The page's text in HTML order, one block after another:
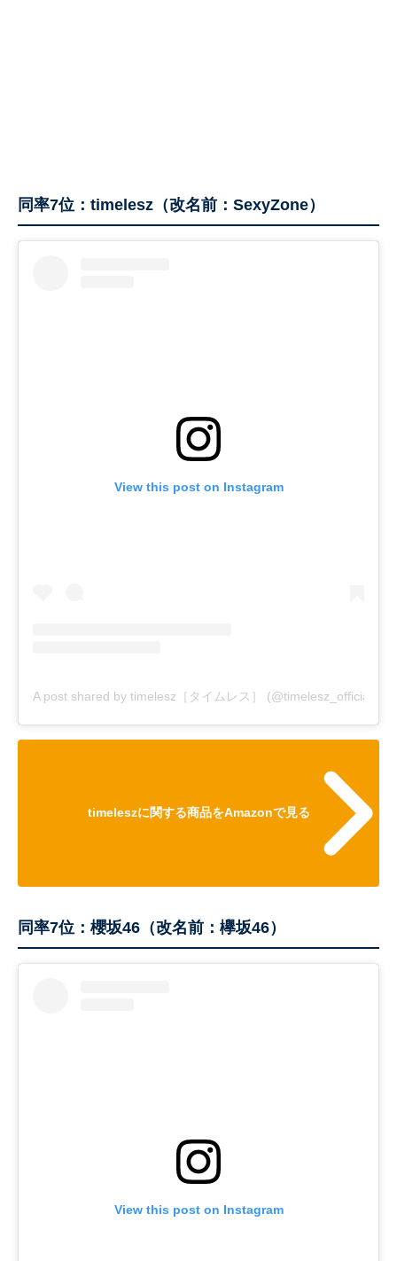
同率7位：timelesz（改名前：SexyZone）
View this post on Instagram
A post shared by timelesz［タイムレス］ (@timelesz_official)
timeleszに関する商品をAmazonで見る
同率7位：櫻坂46（改名前：欅坂46）
View this post on Instagram